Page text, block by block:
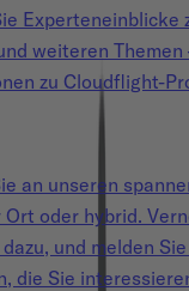
Experteneinblicke
weiteren
zu Cloudflight-
an unseren
Ort oder hybrid.
dazu, und melden
die Sie